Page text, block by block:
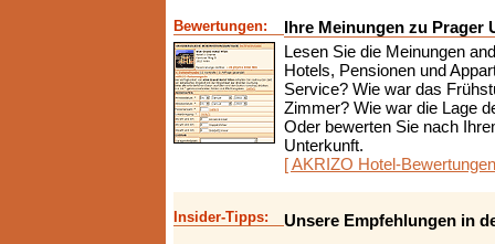
Bewertungen:
Ihre Meinungen zu Prager
Lesen Sie die Meinungen
Hotels, Pensionen und
Service? Wie war das
Zimmer? Wie war die Lage
Oder bewerten Sie nach
Unterkunft.
[ AKRIZO Hotel-
Insider-Tipps: Unsere Empfehlungen in